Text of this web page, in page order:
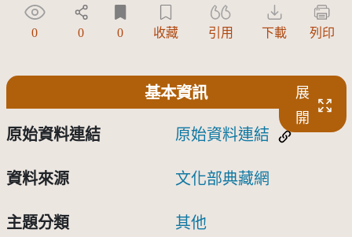
0 0 0 收藏 引用 下載 列印
基本資訊
展
開
原始資料連結 原始資料連結
資料來源 文化部典藏網
主題分類 其他